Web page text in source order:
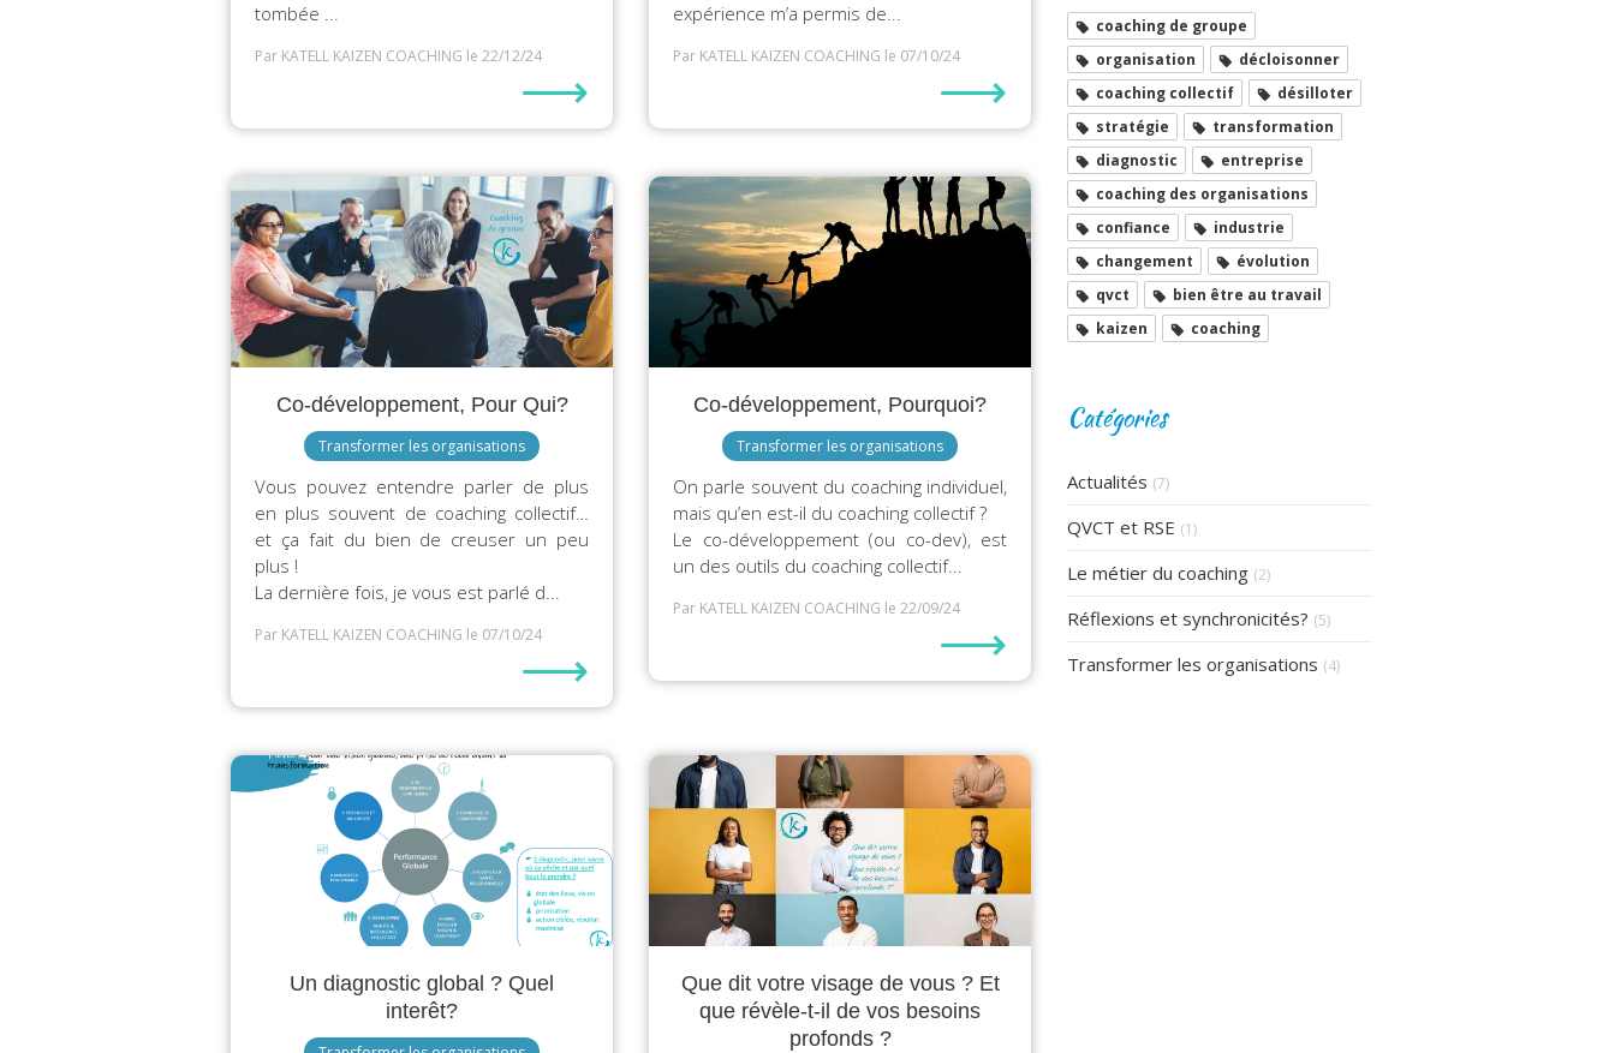
tombée ...
Par KATELL KAIZEN COACHING le 22/12/24
⟶
expérience m’a permis de...
Par KATELL KAIZEN COACHING le 07/10/24
⟶
Co-développement, Pour Qui?
Transformer les organisations
Vous pouvez entendre parler de plus
en plus souvent de coaching collectif…
et ça fait du bien de creuser un peu
plus !
La dernière fois, je vous est parlé d...
Par KATELL KAIZEN COACHING le 07/10/24
⟶
Co-développement, Pourquoi?
Transformer les organisations
On parle souvent du coaching individuel,
mais qu’en est-il du coaching collectif ?
Le co-développement (ou co-dev), est
un des outils du coaching collectif...
Par KATELL KAIZEN COACHING le 22/09/24
⟶
Un diagnostic global ? Quel
interêt?
Que dit votre visage de vous ? Et
que révèle-t-il de vos besoins
profonds ?
coaching de groupe
organisation
décloisonner
coaching collectif
désilloter
stratégie
transformation
diagnostic
entreprise
coaching des organisations
confiance
industrie
changement
évolution
qvct
bien être au travail
kaizen
coaching
Catégories
Actualités (7)
QVCT et RSE (1)
Le métier du coaching (2)
Réflexions et synchronicités? (5)
Transformer les organisations (4)